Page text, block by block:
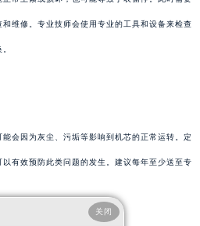
维修。专业技师会使用专业的工具和设备来检查
会因为灰尘、污垢等影响到机芯的正常运转。定
有效预防此类问题的发生。建议每年至少送至专
关闭